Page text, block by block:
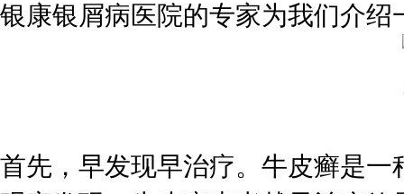
银康银屑病医院的专家为我们介绍
首先，早发现早治疗。牛皮癣是